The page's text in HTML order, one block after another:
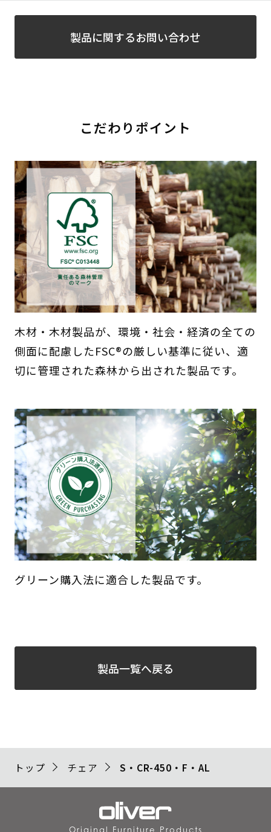
製品に関するお問い合わせ
こだわりポイント
木材・木材製品が、環境・社会・経済の全ての
側面に配慮したFSC®の厳しい基準に従い、適
切に管理された森林から出された製品です。
グリーン購入法に適合した製品です。
製品一覧へ戻る
トップ チェア S・CR-450・F・AL
Original Furniture Products